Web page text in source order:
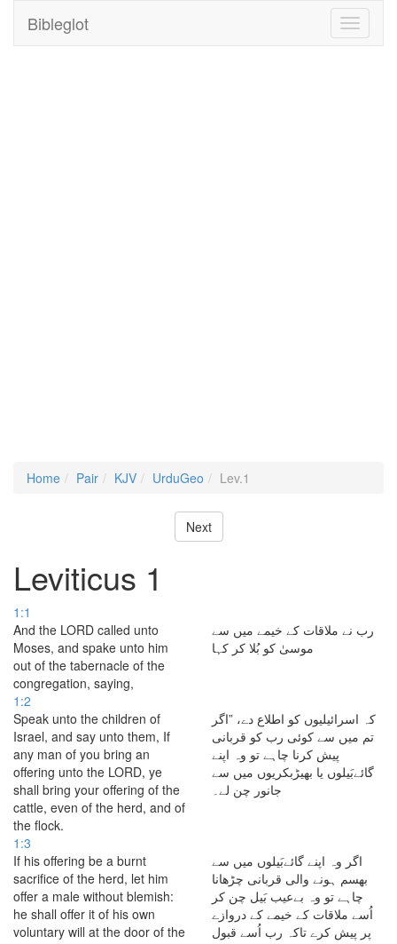
Toggle
Bibleglot
Home Pair KJV UrduGeo Lev.1
Next
Leviticus 1
1:1
And the LORD called unto
Moses, and spake unto him
out of the tabernacle of the
congregation, saying,
رب نے ملاقات کے خیمے میں سے
موسیٰ کو بُلا کر کہا
1:2
Speak unto the children of
Israel, and say unto them, If
any man of you bring an
offering unto the LORD, ye
shall bring your offering of the
cattle, even of the herd, and of
the flock.
کہ اسرائیلیوں کو اطلاع دے، ”اگر
تم میں سے کوئی رب کو قربانی
پیش کرنا چاہے تو وہ اپنے
گائےبَیلوں یا بھیڑبکریوں میں سے
جانور چن لے۔
1:3
If his offering be a burnt
sacrifice of the herd, let him
offer a male without blemish:
he shall offer it of his own
voluntary will at the door of the
اگر وہ اپنے گائےبَیلوں میں سے
بھسم ہونے والی قربانی چڑھانا
چاہے تو وہ بےعیب بَیل چن کر
اُسے ملاقات کے خیمے کے دروازے
پر پیش کرے تاکہ رب اُسے قبول